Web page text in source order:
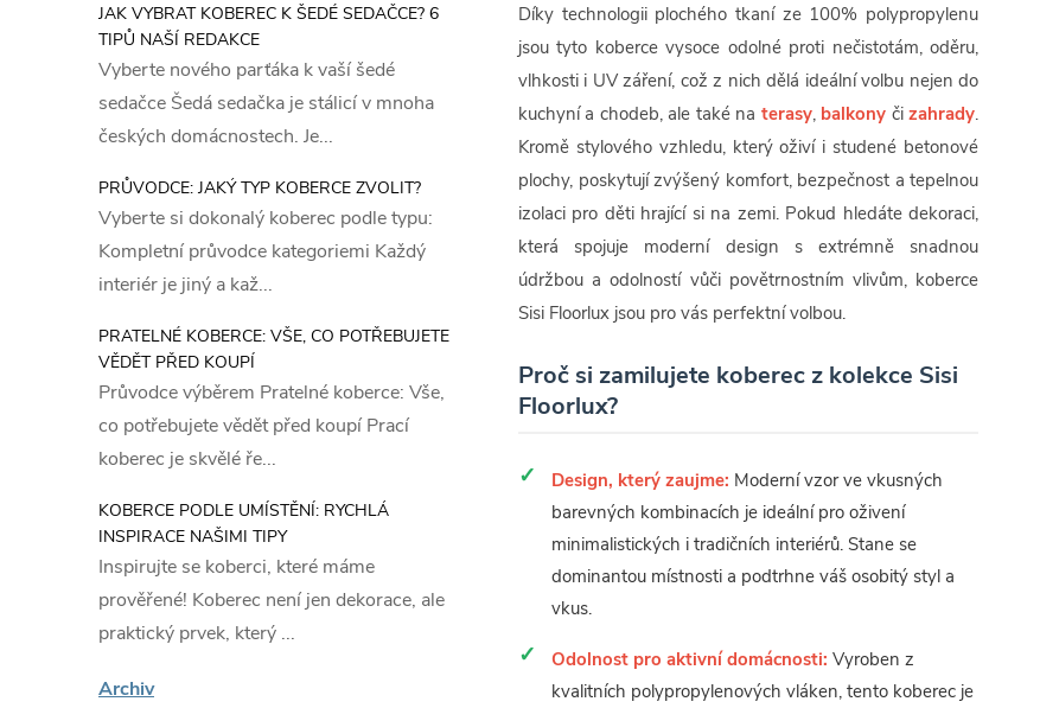
JAK VYBRAT KOBEREC K ŠEDÉ SEDAČCE? 6
TIPŮ NAŠÍ REDAKCE
Vyberte nového parťáka k vaší šedé
sedačce Šedá sedačka je stálicí v mnoha
českých domácnostech. Je...
PRŮVODCE: JAKÝ TYP KOBERCE ZVOLIT?
Vyberte si dokonalý koberec podle typu:
Kompletní průvodce kategoriemi Každý
interiér je jiný a kaž...
PRATELNÉ KOBERCE: VŠE, CO POTŘEBUJETE
VĚDĚT PŘED KOUPÍ
Průvodce výběrem Pratelné koberce: Vše,
co potřebujete vědět před koupí Prací
koberec je skvělé ře...
KOBERCE PODLE UMÍSTĚNÍ: RYCHLÁ
INSPIRACE NAŠIMI TIPY
Inspirujte se koberci, které máme
prověřené! Koberec není jen dekorace, ale
praktický prvek, který ...
Archiv
Díky technologii plochého tkaní ze 100% polypropylenu
jsou tyto koberce vysoce odolné proti nečistotám, oděru,
vlhkosti i UV záření, což z nich dělá ideální volbu nejen do
kuchyní a chodeb, ale také na terasy, balkony čizahrady.
Kromě stylového vzhledu, který oživí i studené betonové
plochy, poskytují zvýšený komfort, bezpečnost a tepelnou
izolaci pro děti hrající si na zemi. Pokud hledáte dekoraci,
která spojuje moderní design s extrémně snadnou
údržbou a odolností vůči povětrnostním vlivům, koberce
Sisi Floorlux jsou pro vás perfektní volbou.
Proč si zamilujete koberec z kolekce Sisi
Floorlux?
Design, který zaujme: Moderní vzor ve vkusných
barevných kombinacích je ideální pro oživení
minimalistických i tradičních interiérů. Stane se
dominantou místnosti a podtrhne váš osobitý styl a
vkus.
Odolnost pro aktivní domácnosti: Vyroben z
kvalitních polypropylenových vláken, tento koberec je